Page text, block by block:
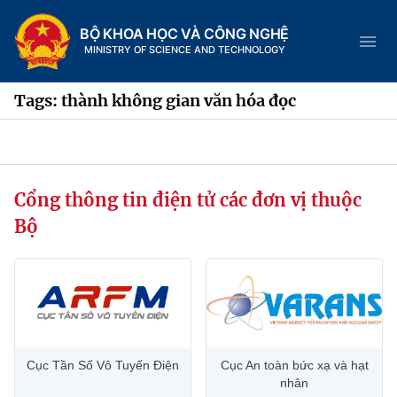
BỘ KHOA HỌC VÀ CÔNG NGHỆ
MINISTRY OF SCIENCE AND TECHNOLOGY
Trang chủ
Chức năng nhiệm vụ
Tin tức sự kiện
Hệ thống văn bản
Tags: thành không gian văn hóa đọc
Cổng thông tin điện tử các đơn vị thuộc
Bộ
Cục Tần Số Vô Tuyến Điện
Cục An toàn bức xạ và hạt
nhân